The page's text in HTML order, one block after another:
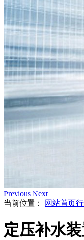
Previous Next
当前位置：
网站首页
定压补水